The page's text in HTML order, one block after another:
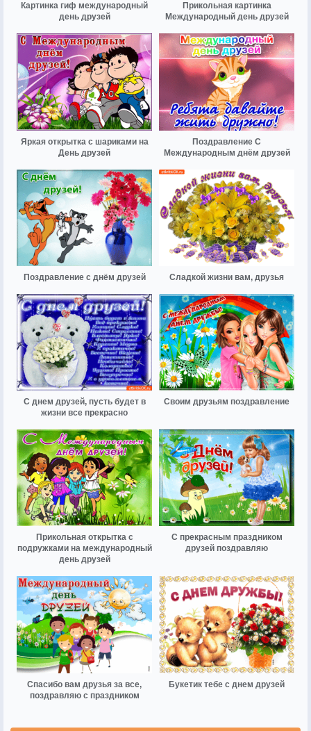
Картинка гиф международный
день друзей
Прикольная картинка
Международный день друзей
Яркая открытка с шариками на
День друзей
Поздравление С
Международным днём друзей
Поздравление с днём друзей Сладкой жизни вам, друзья
С днем друзей, пусть будет в
жизни все прекрасно
Своим друзьям поздравление
Прикольная открытка с
подружками на международный
день друзей
С прекрасным праздником
друзей поздравляю
Спасибо вам друзья за все,
поздравляю с праздником
Букетик тебе с днем друзей